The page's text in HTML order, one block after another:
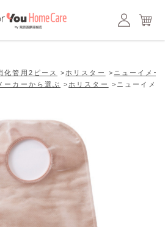
化管用2ピース > ホリスター > ニューイメー
ーカーから選ぶ > ホリスター > ニューイメ